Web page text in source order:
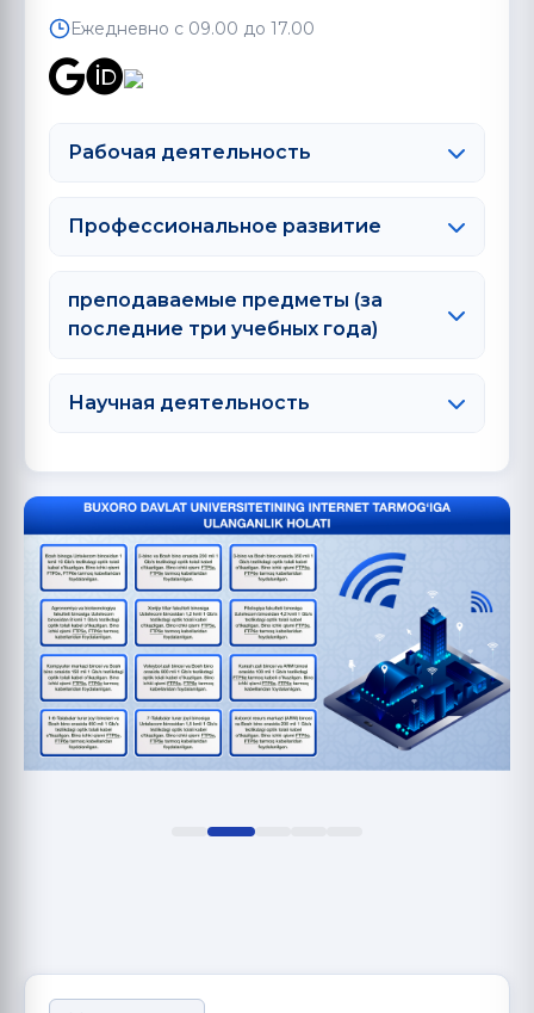
Ежедневно с 09.00 до 17.00
Рабочая деятельность
Профессиональное развитие
преподаваемые предметы (за
последние три учебных года)
Научная деятельность